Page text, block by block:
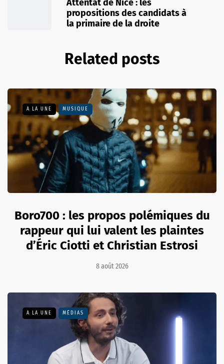
Attentat de Nice : les
propositions des candidats à
la primaire de la droite
Related posts
A LA UNE MUSIQUE
Boro700 : les propos polémiques du
rappeur qui lui valent les plaintes
d’Éric Ciotti et Christian Estrosi
8 août 2026
A LA UNE MÉDIAS